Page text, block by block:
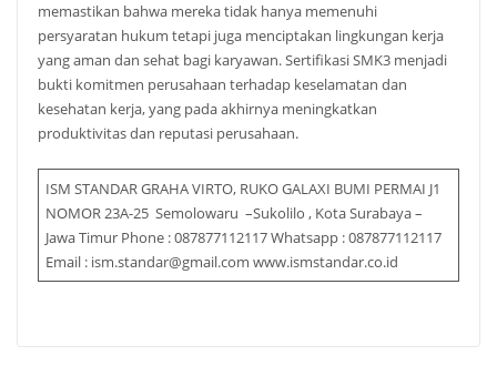
memastikan bahwa mereka tidak hanya memenuhi
persyaratan hukum tetapi juga menciptakan lingkungan kerja
yang aman dan sehat bagi karyawan. Sertifikasi SMK3 menjadi
bukti komitmen perusahaan terhadap keselamatan dan
kesehatan kerja, yang pada akhirnya meningkatkan
produktivitas dan reputasi perusahaan.
ISM STANDAR GRAHA VIRTO, RUKO GALAXI BUMI PERMAI J1
NOMOR 23A-25 Semolowaru –Sukolilo , Kota Surabaya –
Jawa Timur Phone : 087877112117 Whatsapp : 087877112117
Email : ism.standar@gmail.com www.ismstandar.co.id